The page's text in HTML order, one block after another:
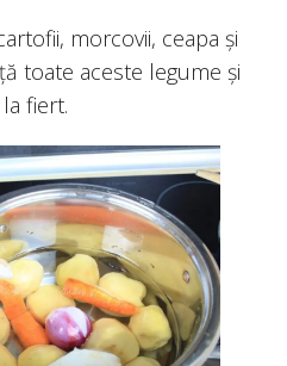
morcovii, ceapa şi
toate aceste legume şi
fiert.